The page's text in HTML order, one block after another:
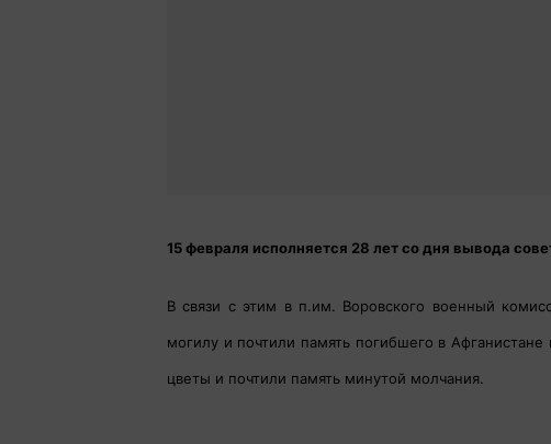
15 февраля исполняется 28 лет со дня вывода
В связи с этим в п.им. Воровского военный
могилу и почтили память погибшего в
цветы и почтили память минутой молчания.